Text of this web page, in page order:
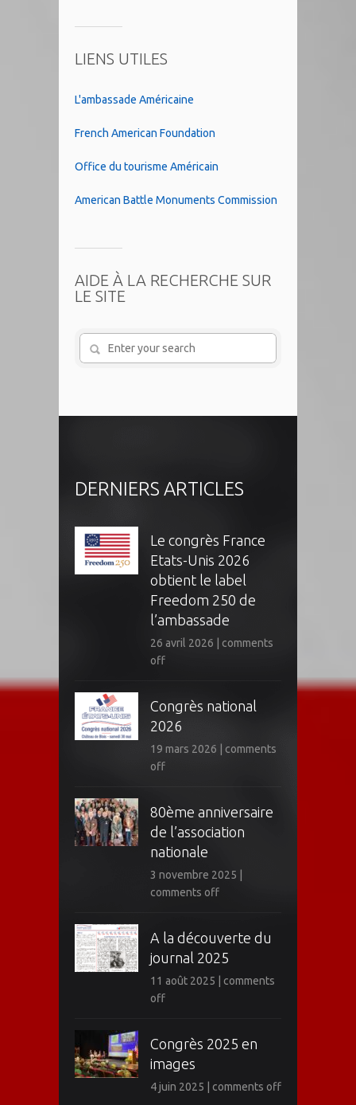
LIENS UTILES
L'ambassade Américaine
French American Foundation
Office du tourisme Américain
American Battle Monuments Commission
AIDE À LA RECHERCHE SUR
LE SITE
DERNIERS ARTICLES
Le congrès France
Etats-Unis 2026
obtient le label
Freedom 250 de
l’ambassade
26 avril 2026
comments
off
Congrès national
2026
19 mars 2026
comments
off
80ème anniversaire
de l’association
nationale
3 novembre 2025
comments off
A la découverte du
journal 2025
11 août 2025
comments
off
Congrès 2025 en
images
4 juin 2025 comments off